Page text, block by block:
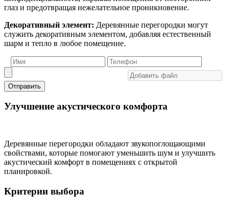
глаз и предотвращая нежелательное проникновение.
Декоративный элемент: Деревянные перегородки могут
служить декоративным элементом, добавляя естественный
шарм и тепло в любое помещение.
Отправить
Улучшение акустического комфорта
Деревянные перегородки обладают звукопоглощающими
свойствами, которые помогают уменьшить шум и улучшить
акустический комфорт в помещениях с открытой
планировкой.
Критерии выбора